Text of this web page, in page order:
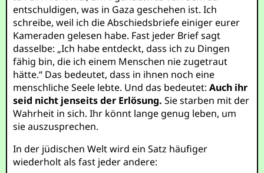
entschuldigen, was in Gaza geschehen ist. Ich
schreibe, weil ich die Abschiedsbriefe einiger eurer
Kameraden gelesen habe. Fast jeder Brief sagt
dasselbe: „Ich habe entdeckt, dass ich zu Dingen
fähig bin, die ich einem Menschen nie zugetraut
hätte.“ Das bedeutet, dass in ihnen noch eine
menschliche Seele lebte. Und das bedeutet:Auch ihr
seid nicht jenseits der Erlösung. Sie starben mit der
Wahrheit in sich. Ihr könnt lange genug leben, um
sie auszusprechen.
In der jüdischen Welt wird ein Satz häufiger
wiederholt als fast jeder andere: